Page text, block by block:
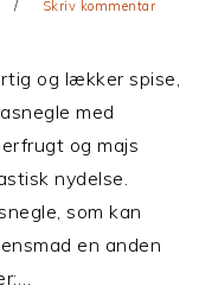
Skriv kommentar
og lækker spise,
med
og majs
nydelse.
som kan
en anden